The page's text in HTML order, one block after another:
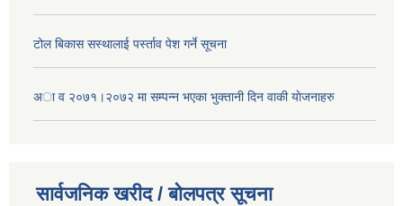
टोल बिकास स‌स्थालाई प‌र्स्ताव पेश गर्ने सूचना
अा‍ व २०७१।२०७२ मा सम्पन्न भएका भुक्तानी दिन वा‌की याेजनाहरु
सार्वजनिक खरीद / बोलपत्र सूचना